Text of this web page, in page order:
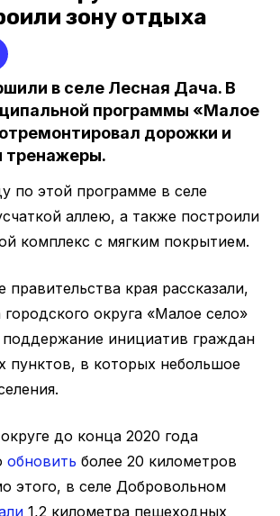
зону отдыха
в селе Лесная Дача. В
программы «Малое
дорожки и
тренажеры.
по этой программе в селе
аллею, а также построили
комплекс с мягким покрытием.
правительства края рассказали,
округа «Малое село»
поддержание инициатив граждан
пунктов, в которых небольшое
до конца 2020 года
обновить более 20 километров
этого, в селе Добровольном
1,2 километра пешеходных